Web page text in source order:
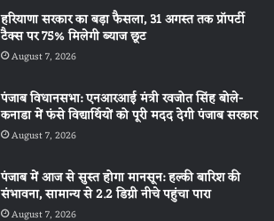
हरियाणा सरकार का बड़ा फैसला, 31 अगस्त तक प्रॉपर्टी
टैक्स पर 75% मिलेगी ब्याज छूट
August 7, 2026
पंजाब विधानसभा: एनआरआई मंत्री रवजोत सिंह बोले-
कनाडा में फंसे विद्यार्थियों को पूरी मदद देगी पंजाब सरकार
August 7, 2026
पंजाब में आज से सुस्त होगा मानसून: हल्की बारिश की
संभावना, सामान्य से 2.2 डिग्री नीचे पहुंचा पारा
August 7, 2026